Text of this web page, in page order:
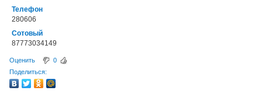
Телефон
280606
Сотовый
87773034149
Оценить
0
Поделиться: